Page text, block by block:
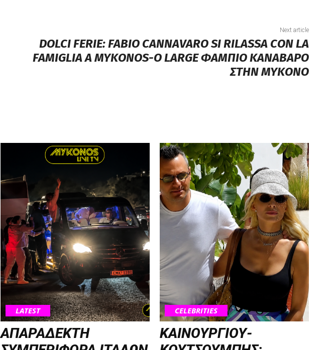
Next article
DOLCI FERIE: FABIO CANNAVARO SI RILASSA CON LA
FAMIGLIA A MYKONOS-O LARGE ΦΑΜΠΙΟ ΚΑΝΑΒΑΡΟ
ΣΤΗΝ ΜΥΚΟΝΟ
LATEST
ΑΠΑΡΑΔΕΚΤΗ
CELEBRITIES
ΚΑΙΝΟΥΡΓΙΟΥ-